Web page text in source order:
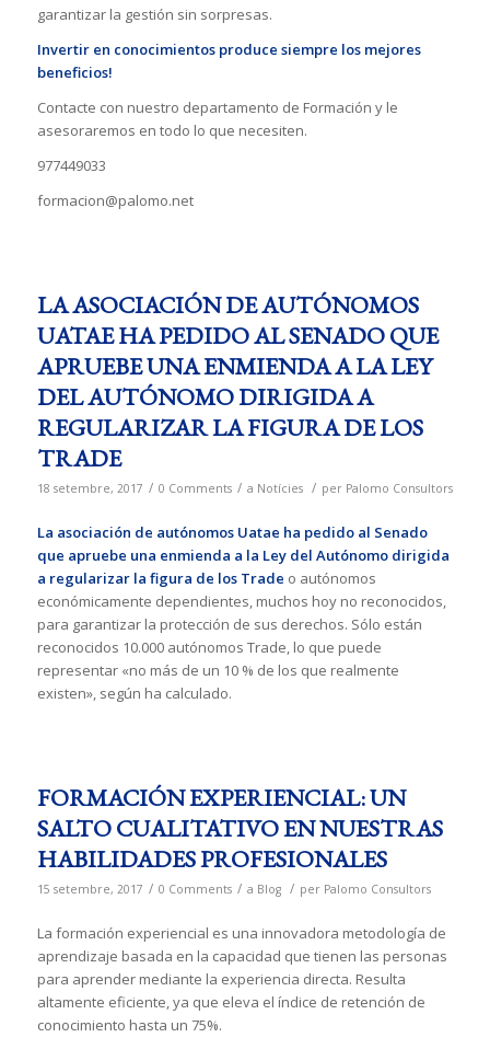
garantizar la gestión sin sorpresas.
Invertir en conocimientos produce siempre los mejores
beneficios!
Contacte con nuestro departamento de Formación y le
asesoraremos en todo lo que necesiten.
977449033
formacion@palomo.net
LA ASOCIACIÓN DE AUTÓNOMOS
UATAE HA PEDIDO AL SENADO QUE
APRUEBE UNA ENMIENDA A LA LEY
DEL AUTÓNOMO DIRIGIDA A
REGULARIZAR LA FIGURA DE LOS
TRADE
18 setembre, 2017 / 0 Comments / a Notícies / per Palomo Consultors
La asociación de autónomos Uatae ha pedido al Senado
que apruebe una enmienda a la Ley del Autónomo dirigida
a regularizar la figura de los Trade o autónomos
económicamente dependientes, muchos hoy no reconocidos,
para garantizar la protección de sus derechos. Sólo están
reconocidos 10.000 autónomos Trade, lo que puede
representar «no más de un 10 % de los que realmente
existen», según ha calculado.
FORMACIÓN EXPERIENCIAL: UN
SALTO CUALITATIVO EN NUESTRAS
HABILIDADES PROFESIONALES
15 setembre, 2017 / 0 Comments / a Blog / per Palomo Consultors
La formación experiencial es una innovadora metodología de
aprendizaje basada en la capacidad que tienen las personas
para aprender mediante la experiencia directa. Resulta
altamente eficiente, ya que eleva el índice de retención de
conocimiento hasta un 75%.